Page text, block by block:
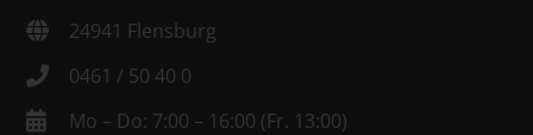
24941 Flensburg
0461 / 50 40 0
Mo – Do: 7:00 – 16:00 (Fr. 13:00)